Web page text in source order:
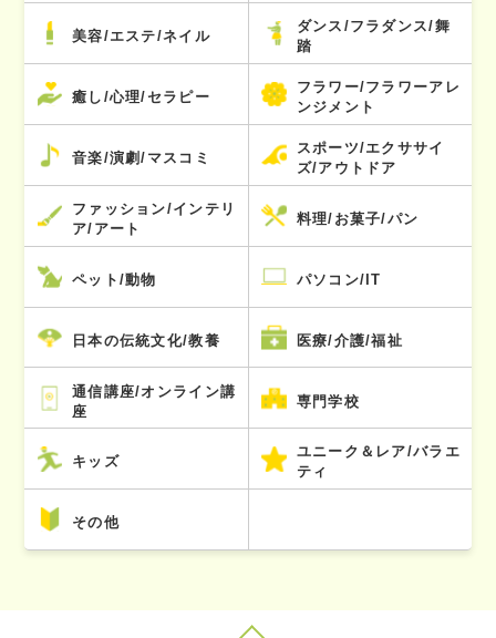
美容/エステ/ネイル
ダンス/フラダンス/舞
踏
癒し/心理/セラピー
フラワー/フラワーアレ
ンジメント
音楽/演劇/マスコミ
スポーツ/エクササイ
ズ/アウトドア
ファッション/インテリ
ア/アート
料理/お菓子/パン
ペット/動物 パソコン/IT
日本の伝統文化/教養 医療/介護/福祉
通信講座/オンライン講
座
専門学校
キッズ
ユニーク＆レア/バラエ
ティ
その他